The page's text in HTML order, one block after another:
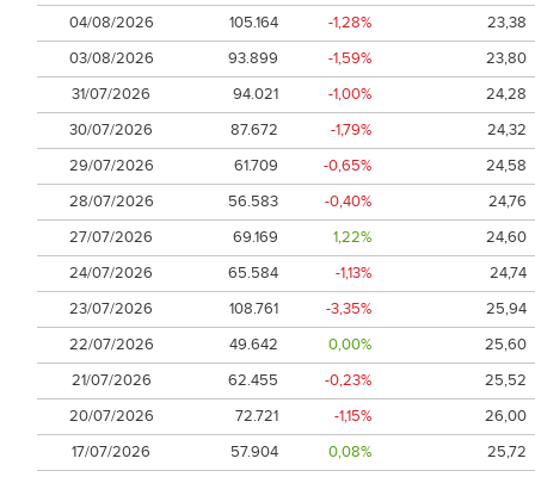
04/08/2026 105.164 -1,28%
23,38
03/08/2026
93.899 -1,59%
23,80
31/07/2026
94.021 -1,00%
24,28
30/07/2026
87.672 -1,79%
24,32
29/07/2026
61.709 -0,65%
24,58
28/07/2026
56.583 -0,40%
24,76
27/07/2026
69.169 1,22%
24,60
24/07/2026
65.584 -1,13%
24,74
23/07/2026
108.761 -3,35%
25,94
22/07/2026
49.642 0,00%
25,60
21/07/2026
62.455 -0,23%
25,52
20/07/2026
72.721 -1,15%
26,00
17/07/2026
57.904 0,08%
25,72